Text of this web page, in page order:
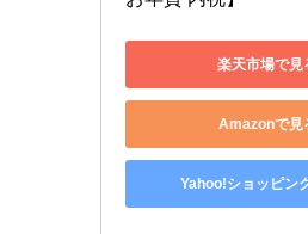
楽天市場で見
Amazonで見
Yahoo!ショッピン